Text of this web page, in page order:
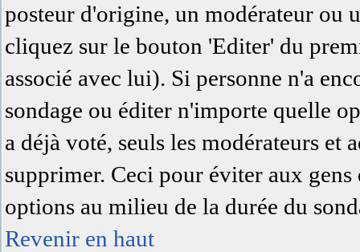
posteur d'origine, un modérateur ou
cliquez sur le bouton 'Editer' du
associé avec lui). Si personne n'a
sondage ou éditer n'importe quelle
a déjà voté, seuls les modérateurs
supprimer. Ceci pour éviter aux
options au milieu de la durée du
Revenir en haut